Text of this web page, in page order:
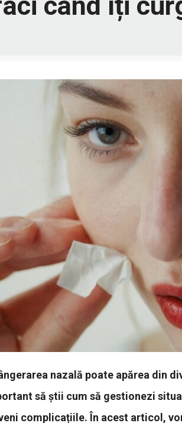
nazală poate apărea din
să știi cum să gestionezi
complicațiile. În acest articol,